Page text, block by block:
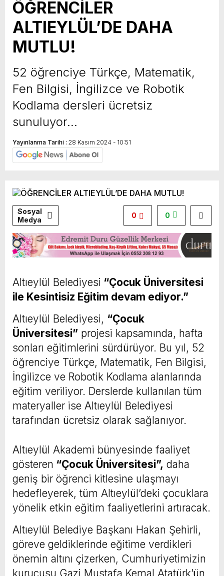
ÖĞRENCİLER
ALTIEYLÜL’DE DAHA
MUTLU!
52 öğrenciye Türkçe, Matematik,
Fen Bilgisi, İngilizce ve Robotik
Kodlama dersleri ücretsiz
sunuluyor…
Yayınlanma Tarihi : 28 Kasım 2024 - 10:51
Sosyal
Medya
0
0
Altıeylül Belediyesi “Çocuk Üniversitesi
ile Kesintisiz Eğitim devam ediyor.”
Altıeylül Belediyesi, “Çocuk
Üniversitesi” projesi kapsamında, hafta
sonları eğitimlerini sürdürüyor. Bu yıl, 52
öğrenciye Türkçe, Matematik, Fen Bilgisi,
İngilizce ve Robotik Kodlama alanlarında
eğitim veriliyor. Derslerde kullanılan tüm
materyaller ise Altıeylül Belediyesi
tarafından ücretsiz olarak sağlanıyor.
Altıeylül Akademi bünyesinde faaliyet
gösteren “Çocuk Üniversitesi”, daha
geniş bir öğrenci kitlesine ulaşmayı
hedefleyerek, tüm Altıeylül’deki çocuklara
yönelik etkin eğitim faaliyetlerini artıracak.
Altıeylül Belediye Başkanı Hakan Şehirli,
göreve geldiklerinde eğitime verdikleri
önemin altını çizerken, Cumhuriyetimizin
kurucusu Gazi Mustafa Kemal Atatürk’ün